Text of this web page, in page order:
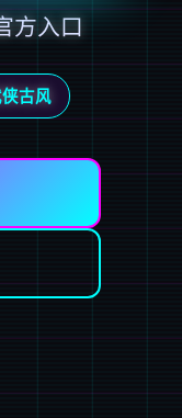
入口
古风